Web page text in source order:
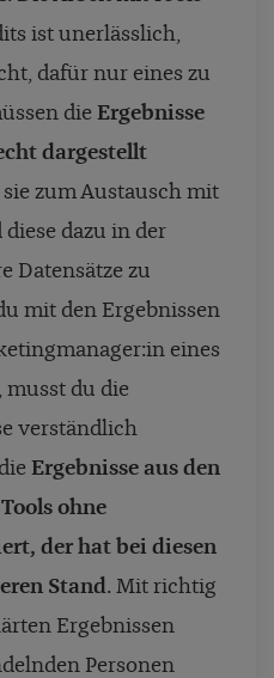
ist unerlässlich,
dafür nur eines zu
die Ergebnisse
dargestellt
zum Austausch mit
diese dazu in der
Datensätze zu
mit den Ergebnissen
eines
du die
verständlich
Ergebnisse aus den
ohne
der hat bei diesen
Stand. Mit richtig
Ergebnissen
Personen